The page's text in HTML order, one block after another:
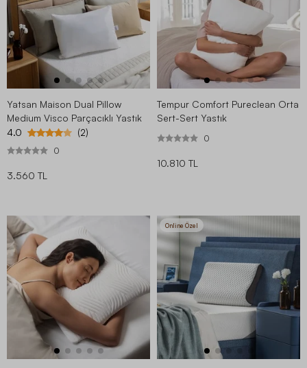
Yatsan Maison Dual Pillow
Medium Visco Parçacıklı Yastık
4.0
(2)
0
3.560 TL
Tempur Comfort Pureclean Orta
Sert-Sert Yastık
0
10.810 TL
Online Özel